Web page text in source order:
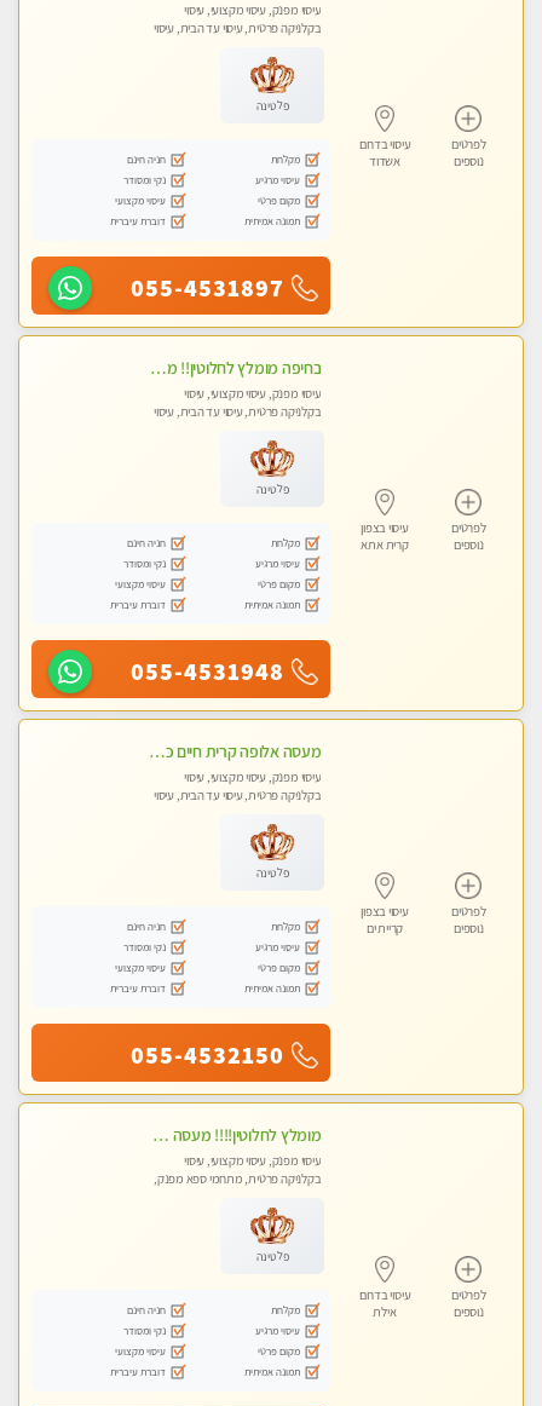
לפרטים
נוספים
עיסוי בדרום
אשדוד
עיסוי מפנק, עיסוי מקצועי, עיסוי
בקלניקה פרטית, עיסוי עד הבית, עיסוי
פלטינה
מקלחת
חניה חינם
עיסוי מרגיע
נקי ומסודר
מקום פרטי
עיסוי מקצועי
תמונה אמיתית
דוברת עיברית
055-4531897
לפרטים
נוספים
עיסוי בצפון
קרית אתא
בחיפה מומלץ לחלוטין!! מעסה יפה איכותית מקצועית ומפנקת מאוד פרטי מומלץ בחום.עיסוי מפנק מאוווד.
עיסוי מפנק, עיסוי מקצועי, עיסוי
בקלניקה פרטית, עיסוי עד הבית, עיסוי
פלטינה
מקלחת
חניה חינם
עיסוי מרגיע
נקי ומסודר
מקום פרטי
עיסוי מקצועי
תמונה אמיתית
דוברת עיברית
055-4531948
לפרטים
נוספים
עיסוי בצפון
קריית ים
מעסה אלופה קרית חיים כל סוגי העיסויים מעסה מקצועית ואיכותית פרטי!!
עיסוי מפנק, עיסוי מקצועי, עיסוי
בקלניקה פרטית, עיסוי עד הבית, עיסוי
פלטינה
מקלחת
חניה חינם
עיסוי מרגיע
נקי ומסודר
מקום פרטי
עיסוי מקצועי
תמונה אמיתית
דוברת עיברית
055-4532150
לפרטים
נוספים
עיסוי בדרום
אילת
מומלץ לחלוטין!!!! מעסה מקצועית מהממת ואיכותית פרטי!!!לזוגות +לבית המלון - ללא מין !!
עיסוי מפנק, עיסוי מקצועי, עיסוי
בקלניקה פרטית, מתחמי ספא מפנק,
פלטינה
מקלחת
חניה חינם
עיסוי מרגיע
נקי ומסודר
מקום פרטי
עיסוי מקצועי
תמונה אמיתית
דוברת עיברית